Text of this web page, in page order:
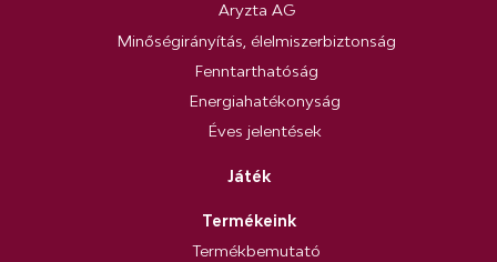
Aryzta AG
Minőségirányítás, élelmiszerbiztonság
Fenntarthatóság
Energiahatékonyság
Éves jelentések
Játék
Termékeink
Termékbemutató